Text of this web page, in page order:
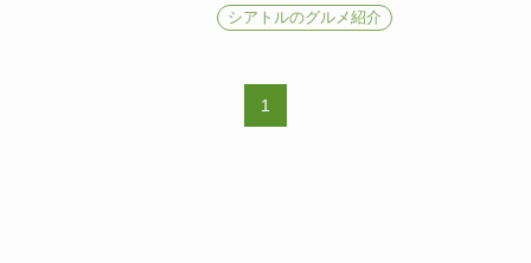
シアトルのグルメ紹介
1